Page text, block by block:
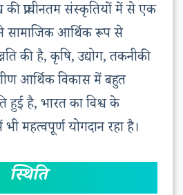
की प्राचीनतम संस्कृतियों में से एक
सामाजिक आर्थिक रूप से
की है, कृषि, उद्योग, तकनीकी
आर्थिक विकास में बहुत
हुई है, भारत का विश्व के
महत्वपूर्ण योगदान रहा है।
स्थिति